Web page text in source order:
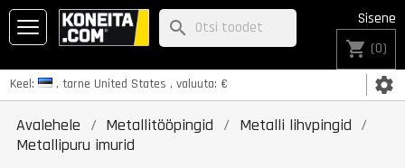
Keel: , tarne United States , valuuta: € settings
Sisene
shopping_cart (0)
search
Avalehele Metallitööpingid
Metalli lihvpingid
Metallipuru imurid